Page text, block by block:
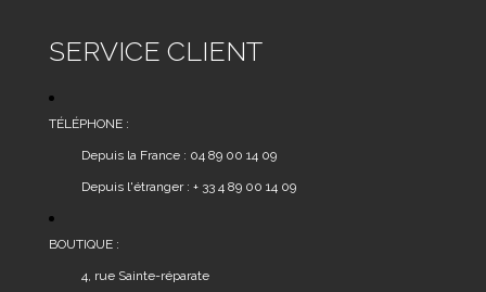
SERVICE CLIENT
TÉLÉPHONE :
Depuis la France : 04 89 00 14 09
Depuis l'étranger : + 33 4 89 00 14 09
BOUTIQUE :
4, rue Sainte-réparate